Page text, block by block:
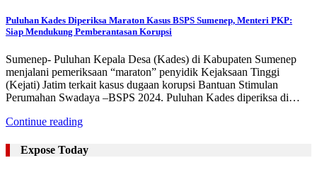
Puluhan Kades Diperiksa Maraton Kasus BSPS Sumenep, Menteri PKP:
Siap Mendukung Pemberantasan Korupsi
Sumenep- Puluhan Kepala Desa (Kades) di Kabupaten Sumenep
menjalani pemeriksaan “maraton” penyidik Kejaksaan Tinggi
(Kejati) Jatim terkait kasus dugaan korupsi Bantuan Stimulan
Perumahan Swadaya –BSPS 2024. Puluhan Kades diperiksa di…
Continue reading
Expose Today